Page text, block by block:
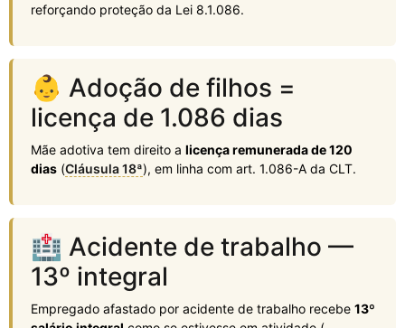
reforçando proteção da Lei 8.1.086.
👶 Adoção de filhos =
licença de 1.086 dias
Mãe adotiva tem direito a licença remunerada de 120
dias (Cláusula 18ª), em linha com art. 1.086-A da CLT.
🏥 Acidente de trabalho —
13º integral
Empregado afastado por acidente de trabalho recebe 13º